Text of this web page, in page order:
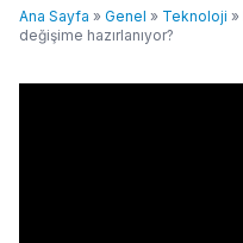
Ana Sayfa » Genel » Teknoloji »
değişime hazırlanıyor?